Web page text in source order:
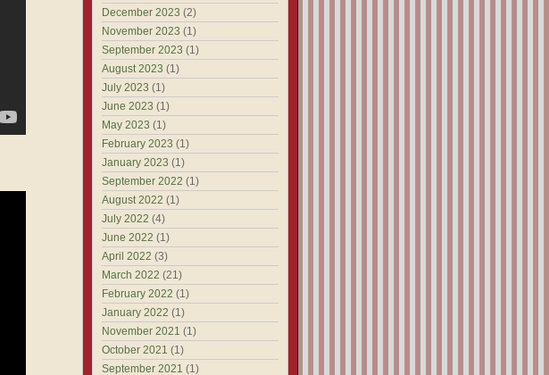
December 2023 (2)
November 2023 (1)
September 2023 (1)
August 2023 (1)
July 2023 (1)
June 2023 (1)
May 2023 (1)
February 2023 (1)
January 2023 (1)
September 2022 (1)
August 2022 (1)
July 2022 (4)
June 2022 (1)
April 2022 (3)
March 2022 (21)
February 2022 (1)
January 2022 (1)
November 2021 (1)
October 2021 (1)
September 2021 (1)